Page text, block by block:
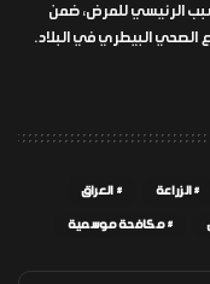
المسبب الرئيسي للمرض، ضمن
الصحي البيطري في البلاد.
الزراعة العراق
مكافحة موسمية